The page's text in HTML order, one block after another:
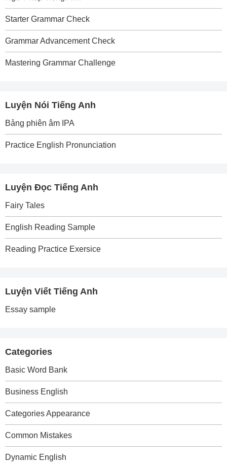
Starter Grammar Check
Grammar Advancement Check
Mastering Grammar Challenge
Luyện Nói Tiếng Anh
Bảng phiên âm IPA
Practice English Pronunciation
Luyện Đọc Tiếng Anh
Fairy Tales
English Reading Sample
Reading Practice Exersice
Luyện Viết Tiếng Anh
Essay sample
Categories
Basic Word Bank
Business English
Categories Appearance
Common Mistakes
Dynamic English